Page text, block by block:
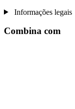
Informações legais
Combina com